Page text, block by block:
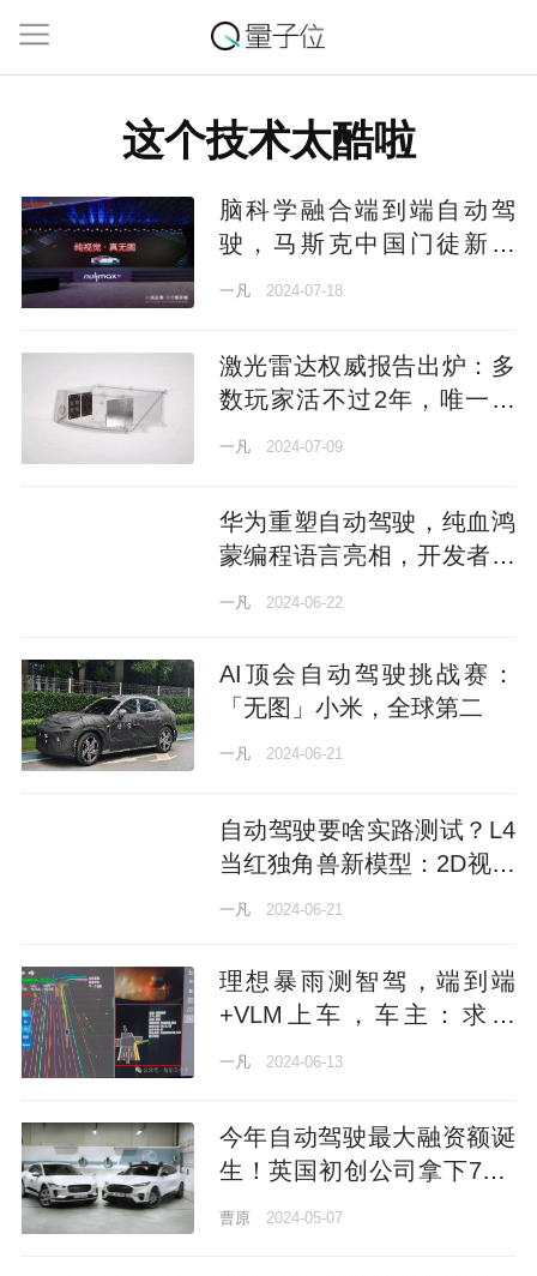
这个技术太酷啦
脑科学融合端到端自动驾
驶，马斯克中国门徒新进
展，不挑车也不挑芯片
一凡 2024-07-18
激光雷达权威报告出炉：多
数玩家活不过2年，唯一能
赚钱公司在中国
一凡 2024-07-09
华为重塑自动驾驶，纯血鸿
蒙编程语言亮相，开发者大
会杀疯了
一凡 2024-06-22
AI顶会自动驾驶挑战赛：
「无图」小米，全球第二
一凡 2024-06-21
自动驾驶要啥实路测试？L4
当红独角兽新模型：2D视频
输入4D场景输出！难怪老黄
一凡 2024-06-21
理想暴雨测智驾，端到端
+VLM上车，车主：求更
新！
一凡 2024-06-13
今年自动驾驶最大融资额诞
生！英国初创公司拿下75.8
亿，软银英伟达微软都投了
曹原 2024-05-07